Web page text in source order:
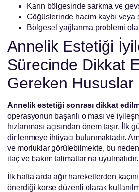
Karın bölgesinde sarkma ve
Göğüslerinde hacim kaybı veya
Bölgesel yağlanma problemi
Annelik Estetiği
Sürecinde Dikkat
Gereken Hususlar
Annelik estetiği sonrası dikkat
operasyonun başarılı olması ve
hızlanması açısından önem taşır. İlk
dinlenmeye ihtiyacı bulunmaktadır.
ve morluklar görülebilmekte, bu
ilaç ve bakım talimatlarına uyulmalıdır.
İlk haftalarda ağır hareketlerden
önerdiği korse düzenli olarak